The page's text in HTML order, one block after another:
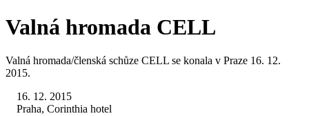
Valná hromada CELL
Valná hromada/členská schůze CELL se konala v Praze 16. 12.
2015.
16. 12. 2015
Praha, Corinthia hotel